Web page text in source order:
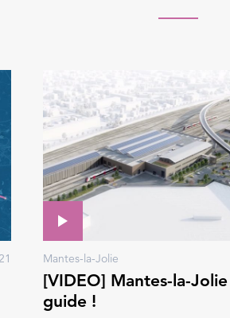
Mantes-la-Jolie
[VIDEO] Mantes-la-
guide !